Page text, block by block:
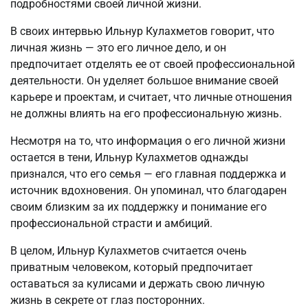
подробностями своей личной жизни.
В своих интервью Ильнур Кулахметов говорит, что
личная жизнь — это его личное дело, и он
предпочитает отделять ее от своей профессиональной
деятельности. Он уделяет большое внимание своей
карьере и проектам, и считает, что личные отношения
не должны влиять на его профессиональную жизнь.
Несмотря на то, что информация о его личной жизни
остается в тени, Ильнур Кулахметов однажды
признался, что его семья — его главная поддержка и
источник вдохновения. Он упоминал, что благодарен
своим близким за их поддержку и понимание его
профессиональной страсти и амбиций.
В целом, Ильнур Кулахметов считается очень
приватным человеком, который предпочитает
оставаться за кулисами и держать свою личную
жизнь в секрете от глаз посторонних.